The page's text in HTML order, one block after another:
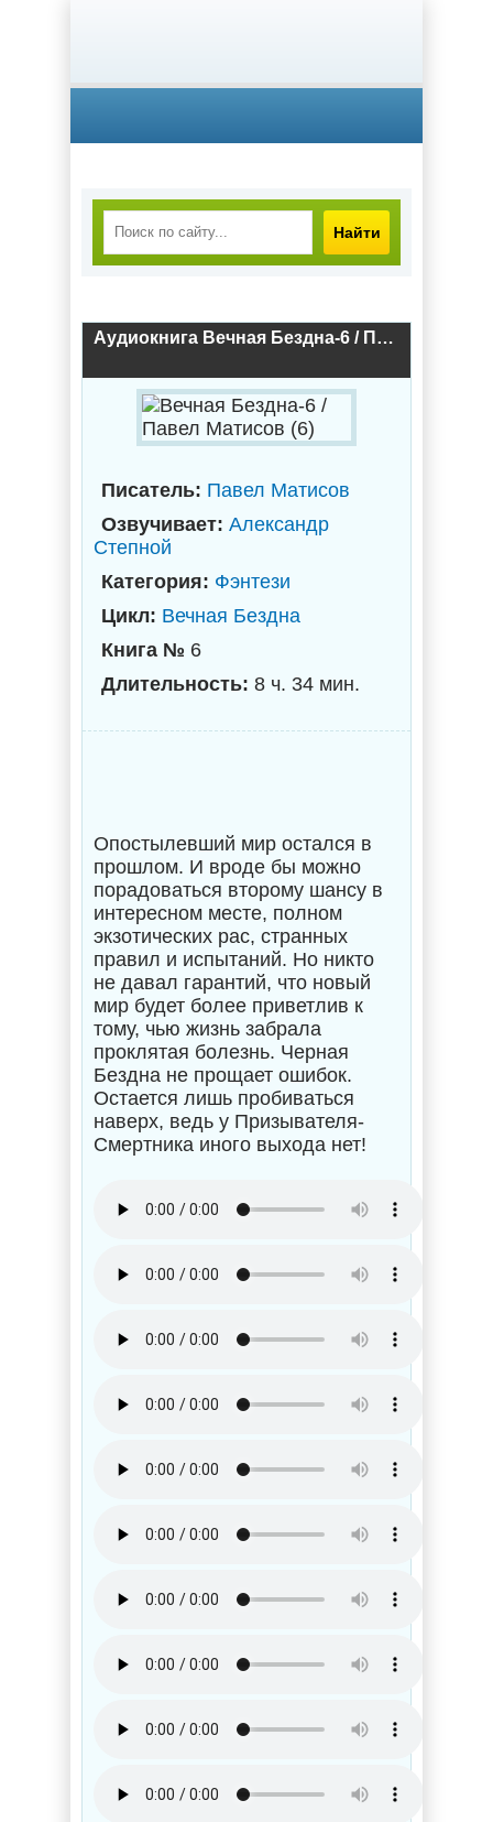
Найти
Аудиокнига Вечная Бездна-6 / Павел Матисов (6)
Писатель: Павел Матисов
Озвучивает: Александр
Степной
Категория: Фэнтези
Цикл: Вечная Бездна
Книга № 6
Длительность: 8 ч. 34 мин.
Опостылевший мир остался в
прошлом. И вроде бы можно
порадоваться второму шансу в
интересном месте, полном
экзотических рас, странных
правил и испытаний. Но никто
не давал гарантий, что новый
мир будет более приветлив к
тому, чью жизнь забрала
проклятая болезнь. Черная
Бездна не прощает ошибок.
Остается лишь пробиваться
наверх, ведь у Призывателя-
Смертника иного выхода нет!